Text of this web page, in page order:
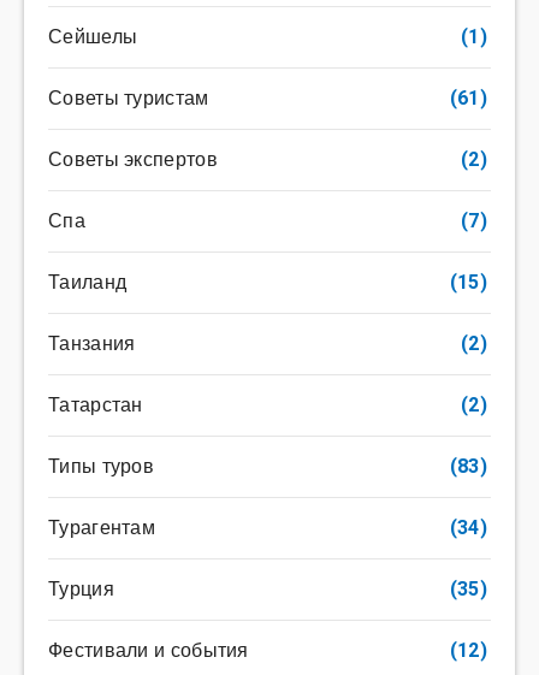
Сейшелы (1)
Советы туристам (61)
Советы экспертов (2)
Спа (7)
Таиланд (15)
Танзания (2)
Татарстан (2)
Типы туров (83)
Турагентам (34)
Турция (35)
Фестивали и события (12)